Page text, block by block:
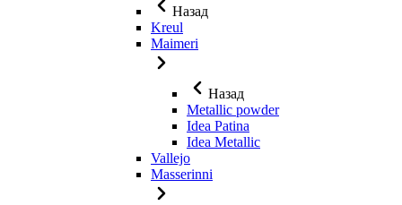
Назад
Kreul
Maimeri
Назад
Metallic powder
Idea Patina
Idea Metallic
Vallejo
Masserinni